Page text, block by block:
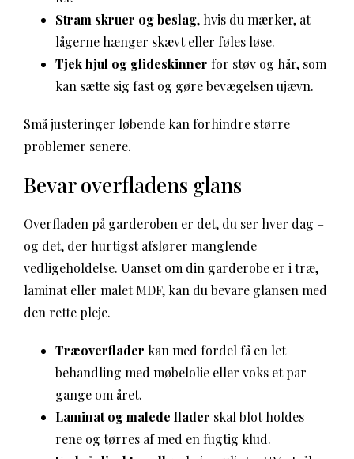
Stram skruer og beslag, hvis du mærker, at
lågerne hænger skævt eller føles løse.
Tjek hjul og glideskinner for støv og hår, som
kan sætte sig fast og gøre bevægelsen ujævn.
Små justeringer løbende kan forhindre større
problemer senere.
Bevar overfladens glans
Overfladen på garderoben er det, du ser hver dag –
og det, der hurtigst afslører manglende
vedligeholdelse. Uanset om din garderobe er i træ,
laminat eller malet MDF, kan du bevare glansen med
den rette pleje.
Træoverflader kan med fordel få en let
behandling med møbelolie eller voks et par
gange om året.
Laminat og malede flader skal blot holdes
rene og tørres af med en fugtig klud.